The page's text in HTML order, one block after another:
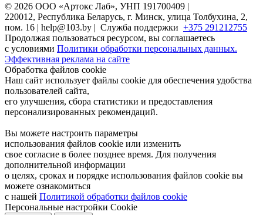
© 2026 ООО «Артокс Лаб», УНП 191700409 |
220012, Республика Беларусь, г. Минск, улица Толбухина, 2,
пом. 16 | help@103.by | Служба поддержки +375 291212755
Продолжая пользоваться ресурсом, вы соглашаетесь
с условиями Политики обработки персональных данных.
Эффективная реклама на сайте
Обработка файлов cookie
Наш сайт использует файлы cookie для обеспечения удобства
пользователей сайта,
его улучшения, сбора статистики и предоставления
персонализированных рекомендаций.
Вы можете настроить параметры
использования файлов cookie или изменить
свое согласие в более позднее время. Для получения
дополнительной информации
о целях, сроках и порядке использования файлов cookie вы
можете ознакомиться
с нашей Политикой обработки файлов cookie
Персональные настройки Cookie